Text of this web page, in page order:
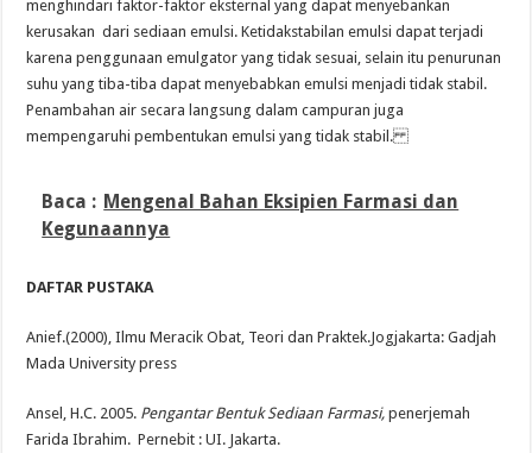
menghindari faktor-faktor eksternal yang dapat menyebankan
kerusakan dari sediaan emulsi.Ketidakstabilan emulsi dapat terjadi
karena penggunaan emulgator yang tidak sesuai, selain itu penurunan
suhu yang tiba-tiba dapat menyebabkan emulsi menjadi tidak stabil.
Penambahan air secara langsung dalam campuran juga
mempengaruhi pembentukan emulsi yang tidak stabil.
Baca : Mengenal Bahan Eksipien Farmasi dan
Kegunaannya
DAFTAR PUSTAKA
Anief.(2000), Ilmu Meracik Obat, Teori dan Praktek.Jogjakarta: Gadjah
Mada University press
Ansel, H.C. 2005. Pengantar Bentuk Sediaan Farmasi, penerjemah
Farida Ibrahim. Pernebit : UI. Jakarta.